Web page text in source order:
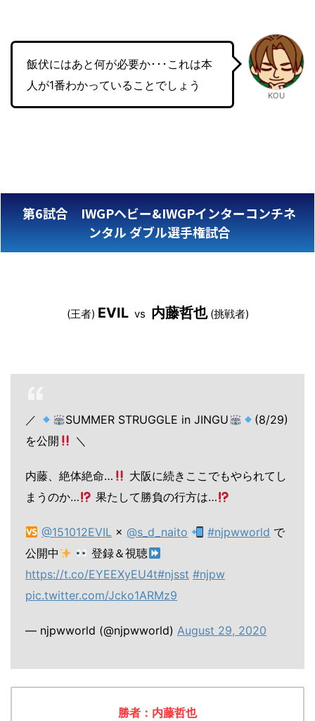
飯伏にはあと何が必要か･･･これは本
人が1番わかっていることでしょう
KOU
第6試合 IWGPヘビー&IWGPインターコンチネ
ンタル ダブル選手権試合
(王者) EVILvs 内藤哲也(挑戦者)
／ SUMMER STRUGGLE in JINGU
(8/29)
を公開
＼
内藤、絶体絶命…
大阪に続きここでもやられてし
まうのか…
果たして勝負の行方は…
@151012EVIL ×@s_d_naito #njpwworld で
公開中
登録＆視聴
https://t.co/EYEEXyEU4t#njsst #njpw
pic.twitter.com/Jcko1ARMz9
— njpwworld (@njpwworld) August 29, 2020
勝者：内藤哲也